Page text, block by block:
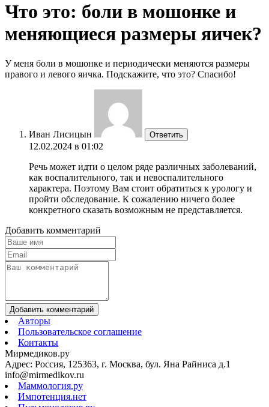
Что это: боли в мошонке и
меняющиеся размеры яичек?
У меня боли в мошонке и периодически меняются размеры
правого и левого яичка. Подскажите, что это? Спасибо!
Иван Лисицын Ответить
12.02.2024 в 01:02
Речь может идти о целом ряде различных заболеваний,
как воспалительного, так и невоспалительного
характера. Поэтому Вам стоит обратиться к урологу и
пройти обследование. К сожалению ничего более
конкретного сказать возможным не представляется.
Добавить комментарий
Добавить комментарий
Авторы
Пользовательское соглашение
Контакты
Мирмедиков.ру
Адрес: Россия, 125363, г. Москва, бул. Яна Райниса д.1
info@mirmedikov.ru
Маммология.ру
Импотенция.нет